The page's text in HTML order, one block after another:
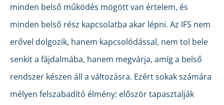
minden belső működés mögött van értelem, és
minden belső rész kapcsolatba akar lépni. Az IFS nem
erővel dolgozik, hanem kapcsolódással, nem tol bele
senkit a fájdalmába, hanem megvárja, amíg a belső
rendszer készen áll a változásra. Ezért sokak számára
mélyen felszabadító élmény: először tapasztalják